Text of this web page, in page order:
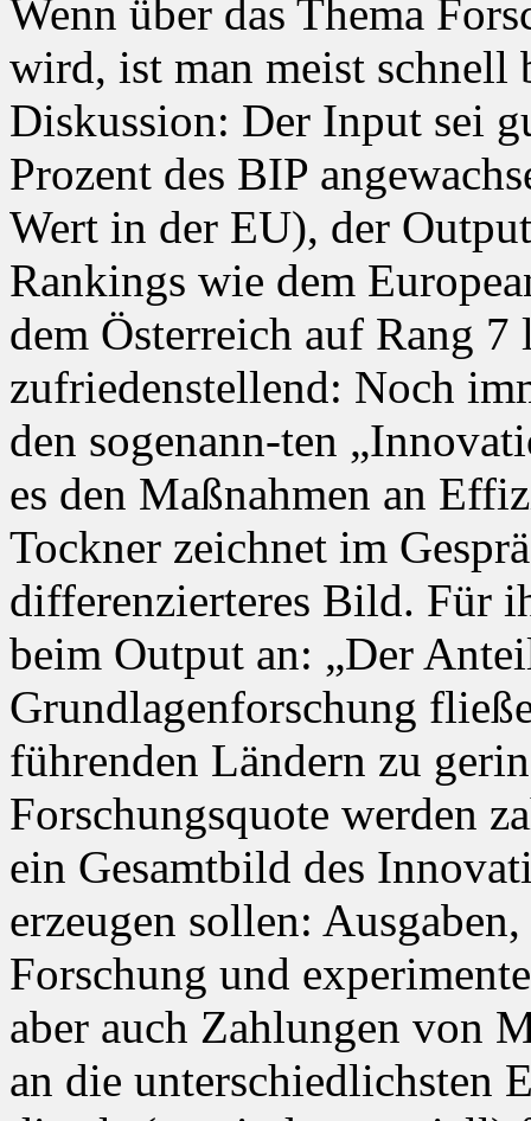
Wenn über das Thema
wird, ist man meist
Diskussion: Der Input sei
Prozent des BIP
Wert in der EU), der
Rankings wie dem
dem Österreich auf Rang
zufriedenstellend: Noch
den sogenann-ten
es den Maßnahmen an
Tockner zeichnet im
differenzierteres Bild. Für
beim Output an: „Der
Grundlagenforschung
führenden Ländern zu
Forschungsquote werden
ein Gesamtbild des
erzeugen sollen:
Forschung und
aber auch Zahlungen von
an die unterschiedlichsten